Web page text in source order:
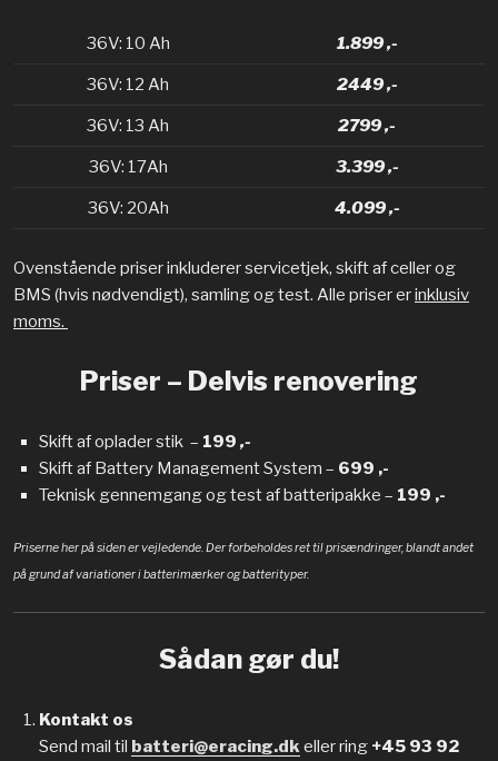
36V: 10 Ah 1.899 ,-
36V: 12 Ah 2449 ,-
36V: 13 Ah 2799 ,-
36V: 17Ah 3.399 ,-
36V: 20Ah 4.099 ,-
Ovenstående priser inkluderer servicetjek, skift af celler og
BMS (hvis nødvendigt), samling og test. Alle priser erinklusiv
moms.
Priser – Delvis renovering
Skift af oplader stik – 199 ,-
Skift af Battery Management System – 699 ,-
Teknisk gennemgang og test af batteripakke – 199 ,-
Priserne her på siden er vejledende. Der forbeholdes ret til prisændringer, blandt andet
på grund af variationer i batterimærker og batterityper.
Sådan gør du!
Kontakt os
Send mail til batteri@eracing.dkeller ring +45 93 92